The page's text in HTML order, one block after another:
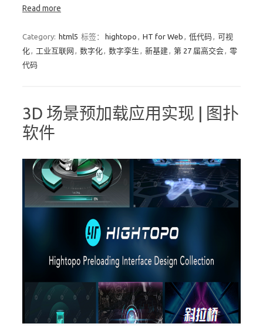
Read more
Category: html5 标签： hightopo , HT for Web , 低代码, 可视
化, 工业互联网 , 数字化, 数字孪生 , 新基建, 第 27 届高交会, 零
代码
3D 场景预加载应用实现 | 图扑
软件